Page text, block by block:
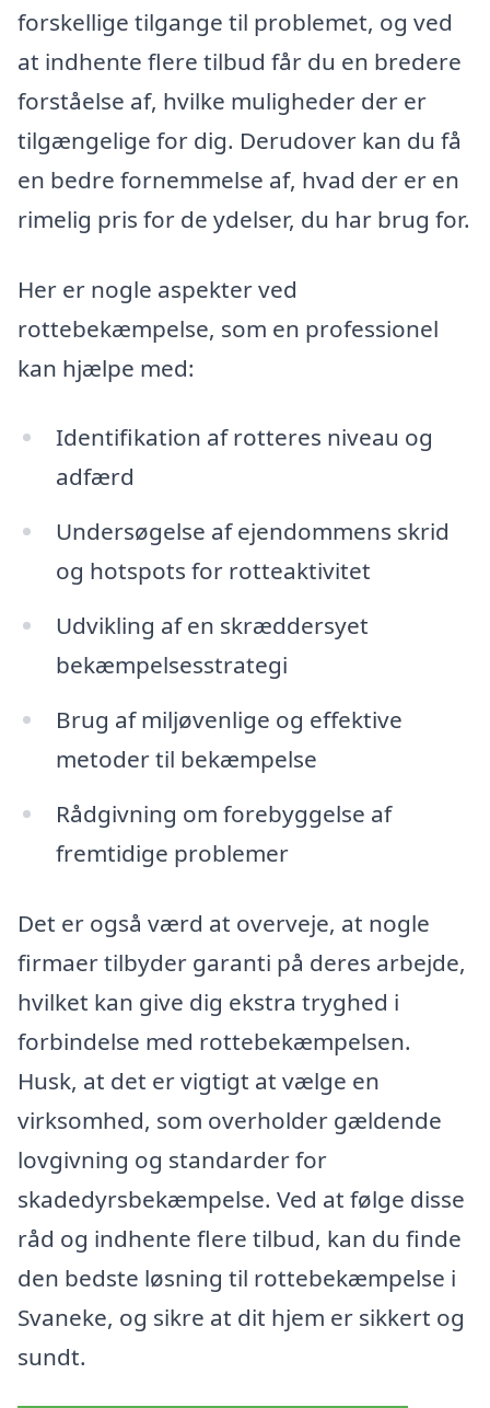
forskellige tilgange til problemet, og ved
at indhente flere tilbud får du en bredere
forståelse af, hvilke muligheder der er
tilgængelige for dig. Derudover kan du få
en bedre fornemmelse af, hvad der er en
rimelig pris for de ydelser, du har brug for.
Her er nogle aspekter ved
rottebekæmpelse, som en professionel
kan hjælpe med:
Identifikation af rotteres niveau og
adfærd
Undersøgelse af ejendommens skrid
og hotspots for rotteaktivitet
Udvikling af en skræddersyet
bekæmpelsesstrategi
Brug af miljøvenlige og effektive
metoder til bekæmpelse
Rådgivning om forebyggelse af
fremtidige problemer
Det er også værd at overveje, at nogle
firmaer tilbyder garanti på deres arbejde,
hvilket kan give dig ekstra tryghed i
forbindelse med rottebekæmpelsen.
Husk, at det er vigtigt at vælge en
virksomhed, som overholder gældende
lovgivning og standarder for
skadedyrsbekæmpelse. Ved at følge disse
råd og indhente flere tilbud, kan du finde
den bedste løsning til rottebekæmpelse i
Svaneke, og sikre at dit hjem er sikkert og
sundt.